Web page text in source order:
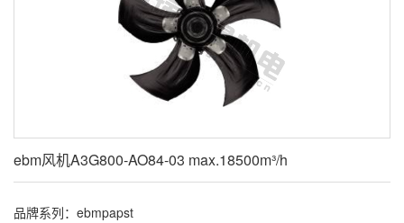
ebm风机A3G800-AO84-03 max.18500m³/h
品牌系列：ebmpapst